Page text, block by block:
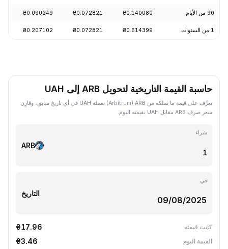
90 من الأيام ₴0.140080
₴0.072821
₴0.090249
1 من السنوات ₴0.614399
₴0.072821
₴0.207102
حاسبة القيمة التاريخية لتحويل ARB إلى UAH
تعرَّف على قيمة ما تملكه من ARB ‏(Arbitrum) بعملة UAH في أي تاريخ سابق، وقارِن
سعر صرف ARB مقابل UAH بقيمته اليوم.
شراء
ARB
في
التاريخ
كانت قيمته ₴17.96
القيمة اليوم ₴3.46